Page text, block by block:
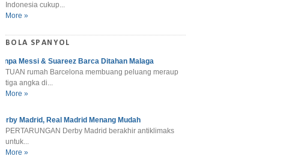
Indonesia cukup...
More »
BOLA SPANYOL
Tanpa Messi & Suareez Barca Ditahan Malaga
TUAN rumah Barcelona membuang peluang meraup
tiga angka di...
More »
Derby Madrid, Real Madrid Menang Mudah
PERTARUNGAN Derby Madrid berakhir antiklimaks
untuk...
More »